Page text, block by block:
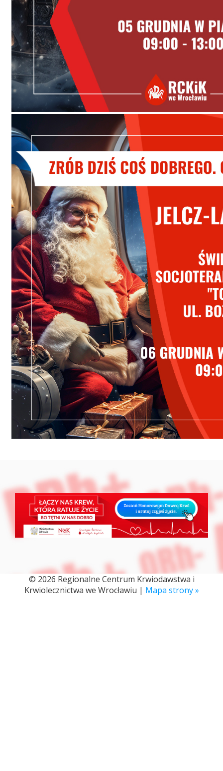
© 2026 Regionalne Centrum Krwiodawstwa i
Krwiolecznictwa we Wrocławiu | Mapa strony »